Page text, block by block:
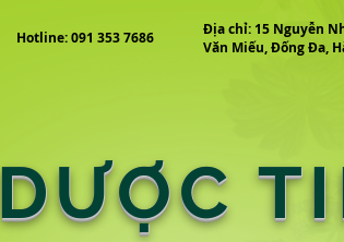
Hotline: 091 353 7686
Địa chỉ: 15 Nguyễn
Văn Miếu, Đống Đa,